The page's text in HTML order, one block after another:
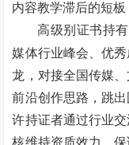
内容教学滞后的短板
高级别证书持
媒体行业峰会、优
龙，对接全国传媒
前沿创作思路，跳
许持证者通过行业
核维持资质效力，